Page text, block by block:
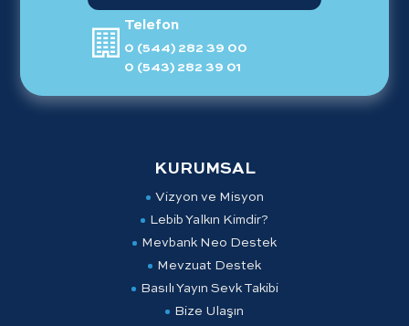
Telefon
0 (544) 282 39 00
0 (543) 282 39 01
KURUMSAL
Vizyon ve Misyon
Lebib Yalkın Kimdir?
Mevbank Neo Destek
Mevzuat Destek
Basılı Yayın Sevk Takibi
Bize Ulaşın